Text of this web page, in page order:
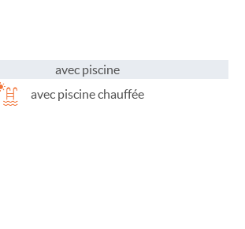
avec piscine
avec piscine chauffée